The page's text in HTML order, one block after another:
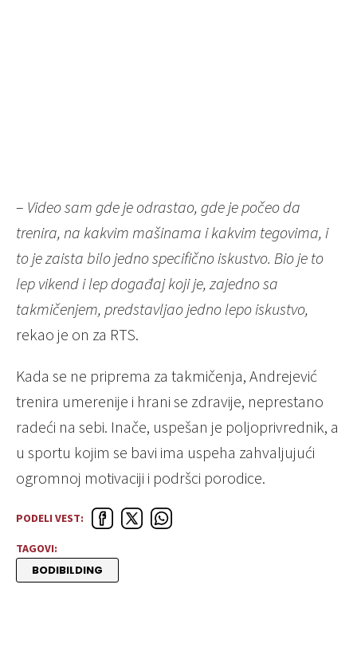
– Video sam gde je odrastao, gde je počeo da
trenira, na kakvim mašinama i kakvim tegovima, i
to je zaista bilo jedno specifično iskustvo. Bio je to
lep vikend i lep događaj koji je, zajedno sa
takmičenjem, predstavljao jedno lepo iskustvo,
rekao je on za RTS.
Kada se ne priprema za takmičenja, Andrejević
trenira umerenije i hrani se zdravije, neprestano
radeći na sebi. Inače, uspešan je poljoprivrednik, a
u sportu kojim se bavi ima uspeha zahvaljujući
ogromnoj motivaciji i podršci porodice.
PODELI VEST:
TAGOVI:
BODIBILDING